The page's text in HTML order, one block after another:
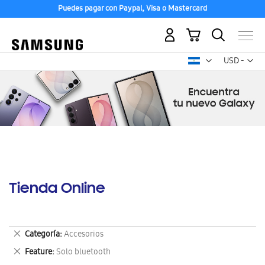
Puedes pagar con Paypal, Visa o Mastercard
USD -
dólar
Mi carrito
Tienda Online
Categoría Accesorios
Eliminar
este
artículo
Feature Solo bluetooth
Eliminar